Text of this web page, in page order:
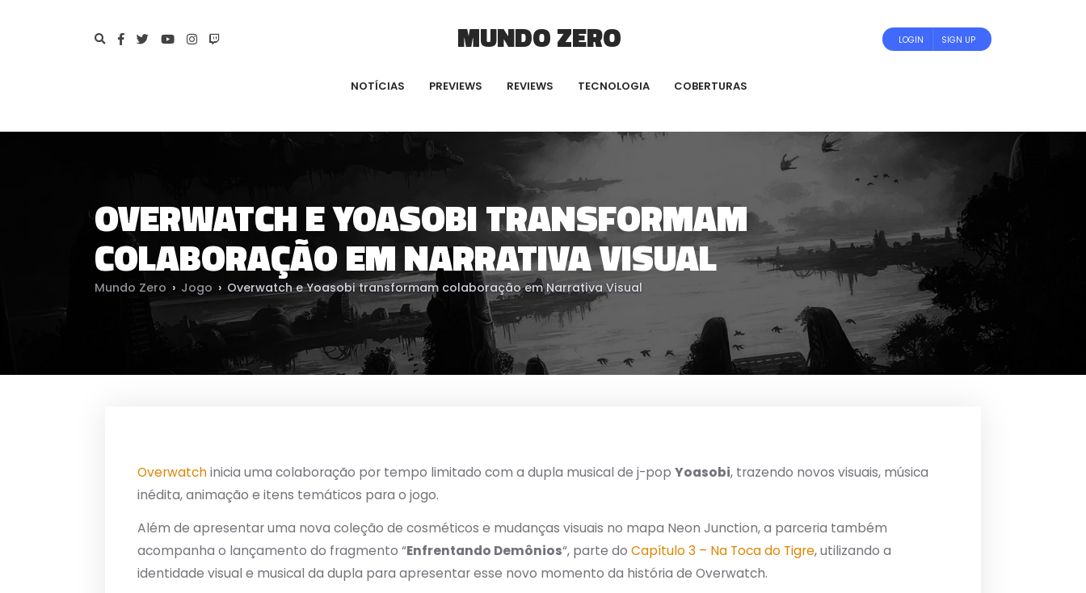
MUNDO ZERO LOGIN SIGN UP
NOTÍCIAS PREVIEWS REVIEWS TECNOLOGIA COBERTURAS
OVERWATCH E YOASOBI TRANSFORMAM
COLABORAÇÃO EM NARRATIVA VISUAL
Mundo Zero › Jogo › Overwatch e Yoasobi transformam colaboração em Narrativa Visual
Overwatchinicia uma colaboração por tempo limitado com a dupla musical de j-pop Yoasobi, trazendo novos visuais, música
inédita, animação e itens temáticos para o jogo.
Além de apresentar uma nova coleção de cosméticos e mudanças visuais no mapa Neon Junction, a parceria também
acompanha o lançamento do fragmento “Enfrentando Demônios“, parte do Capítulo 3 – Na Toca do Tigre, utilizando a
identidade visual e musical da dupla para apresentar esse novo momento da história de Overwatch.